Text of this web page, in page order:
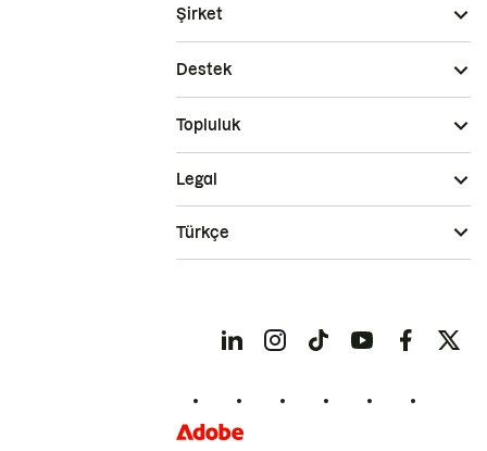
Şirket
Destek
Topluluk
Legal
Türkçe